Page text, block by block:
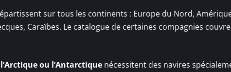
sur tous les continents : Europe du Nord,
Caraïbes. Le catalogue de certaines compagnies
ou l’Antarctique nécessitent des navires